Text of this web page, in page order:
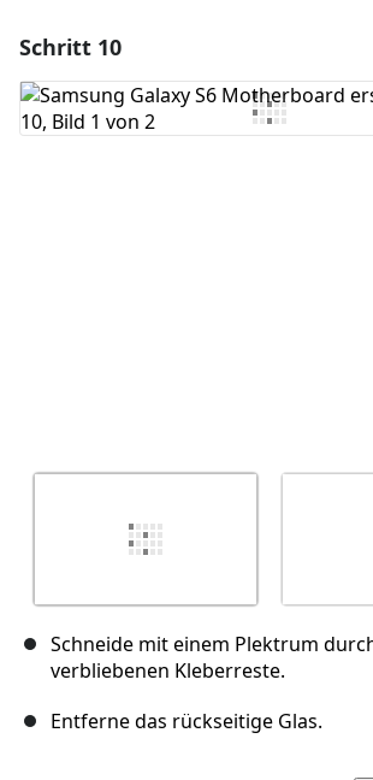
Kommentar hinzufügen
Schritt 10
Schneide mit einem Plektrum
verbliebenen Kleberreste.
Entferne das rückseitige Glas.